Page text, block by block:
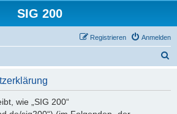
SIG 200
Anmelden
Registrieren
wie „SIG 200“